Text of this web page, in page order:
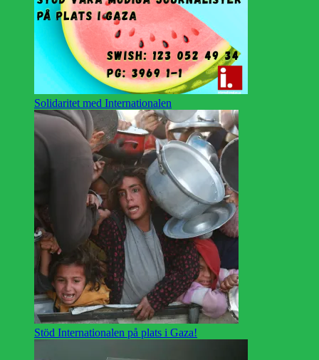
Solidaritet med Internationalen
Stöd Internationalen på plats i Gaza!